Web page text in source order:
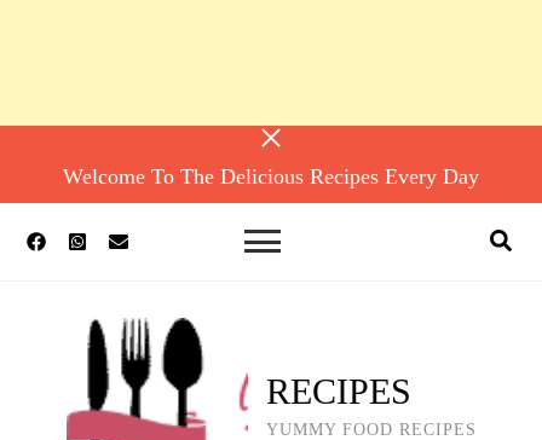
Welcome To The Delicious Recipes Every Day
RECIPES
YUMMY FOOD RECIPES